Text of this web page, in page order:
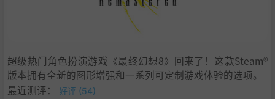
超级热门角色扮演游戏《最终幻想8》回来了！这款Steam®
版本拥有全新的图形增强和一系列可定制游戏体验的选项。
最近测评：
好评 (54)